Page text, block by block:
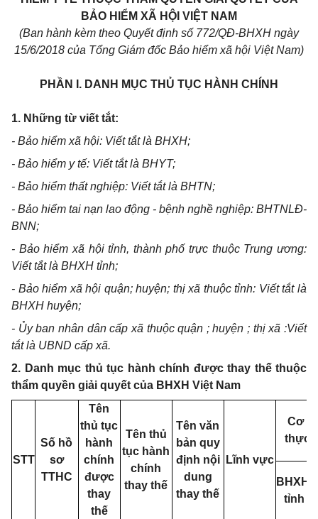
BẢO HIỂM XÃ HỘI VIỆT NAM
(Ban hành kèm theo Quyết định số 772/QĐ-BHXH ngày
15/6/2018 của Tổng Giám đốc Bảo hiểm xã hội Việt Nam)
PHẦN I. DANH MỤC THỦ TỤC HÀNH CHÍNH
1. Những từ viết tắt:
- Bảo hiểm xã hội: Viết tắt là BHXH;
- Bảo hiểm y tế: Viết tắt là BHYT;
- Bảo hiểm thất nghiệp: Viết tắt là BHTN;
- Bảo hiểm tai nạn lao động - bệnh nghề nghiệp: BHTNLĐ-
BNN;
- Bảo hiểm xã hội tỉnh, thành phố trực thuộc Trung ương:
Viết tắt là BHXH tỉnh;
- Bảo hiểm xã hội quận; huyện; thị xã thuộc tỉnh: Viết tắt là
BHXH huyện;
- Ủy ban nhân dân cấp xã thuộc quận ; huyện ; thị xã :Viết
tắt là UBND cấp xã.
2. Danh mục thủ tục hành chính được thay thế thuộc
thẩm quyền giải quyết của BHXH Việt Nam
STT
Số hồ
sơ
TTHC
Tên
thủ tục
hành
chính
được
thay
thế
Tên thủ
tục hành
chính
thay thế
Tên văn
bản quy
định nội
dung
thay thế
Lĩnh vực
Cơ
thực
BHXH
tỉnh